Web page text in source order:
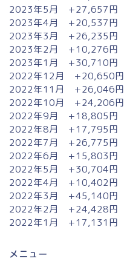
2023年5月 +27,657円
2023年4月 +20,537円
2023年3月 +26,235円
2023年2月 +10,276円
2023年1月 +30,710円
2022年12月 +20,650円
2022年11月 +26,046円
2022年10月 +24,206円
2022年9月 +18,805円
2022年8月 +17,795円
2022年7月 +26,775円
2022年6月 +15,803円
2022年5月 +30,704円
2022年4月 +10,402円
2022年3月 +45,140円
2022年2月 +24,428円
2022年1月 +17,131円
メニュー